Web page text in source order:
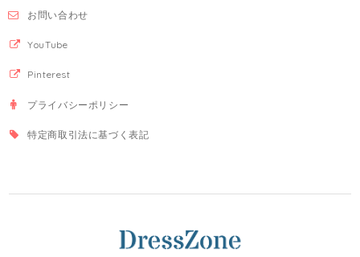
お問い合わせ
YouTube
Pinterest
プライバシーポリシー
特定商取引法に基づく表記